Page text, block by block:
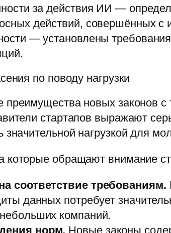
за действия ИИ —
действий, совершённых с
— установлены
по поводу нагрузки
новых законов с
стартапов выражают
значительной нагрузкой для
обращают внимание
соответствие требованиям.
данных потребует
компаний.
норм. Новые законы